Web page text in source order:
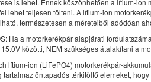
is lehet. Ennek köszönhetően a lítium-
lehet teljesen tölteni. A lítium-ion
természetesen a méreteiből adódóan
Ha a motorkerékpár alapjárati
közötti, NEM szükséges átalakítani a
lítium-ion (LiFePO4) motorkerékpár-
tartalmaz öntapadós térkitöltő elemeket,